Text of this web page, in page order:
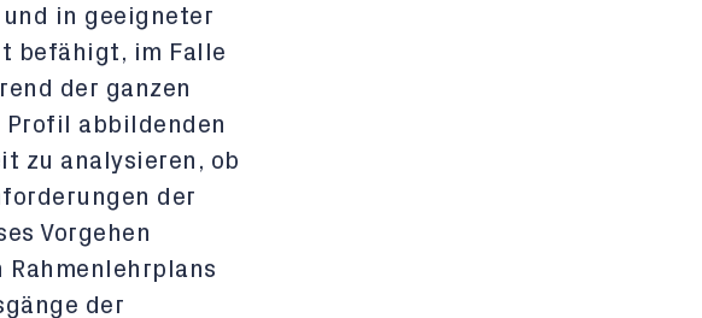
in geeigneter
befähigt, im Falle
der ganzen
abbildenden
zu analysieren, ob
der
Vorgehen
Rahmenlehrplans
der